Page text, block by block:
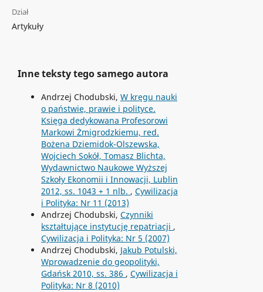
Dział
Artykuły
Inne teksty tego samego autora
Andrzej Chodubski, W kręgu nauki
o państwie, prawie i polityce.
Księga dedykowana Profesorowi
Markowi Żmigrodzkiemu, red.
Bożena Dziemidok-Olszewska,
Wojciech Sokół, Tomasz Blichta,
Wydawnictwo Naukowe Wyższej
Szkoły Ekonomii i Innowacji, Lublin
2012, ss. 1043 + 1 nlb. , Cywilizacja
i Polityka: Nr 11 (2013)
Andrzej Chodubski, Czynniki
kształtujące instytucję repatriacji ,
Cywilizacja i Polityka: Nr 5 (2007)
Andrzej Chodubski, Jakub Potulski,
Wprowadzenie do geopolityki,
Gdańsk 2010, ss. 386 , Cywilizacja i
Polityka: Nr 8 (2010)